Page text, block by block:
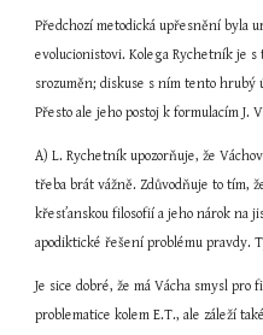
Předchozí metodická upřesnění byla
evolucionistovi. Kolega Rychetník je
srozuměn; diskuse s ním tento hrubý
Přesto ale jeho postoj k formulacím J.
A) L. Rychetník upozorňuje, že
třeba brát vážně. Zdůvodňuje to tím,
křesťanskou filosofií a jeho nárok na
apodiktické řešení problému pravdy.
Je sice dobré, že má Vácha smysl
problematice kolem E.T., ale záleží